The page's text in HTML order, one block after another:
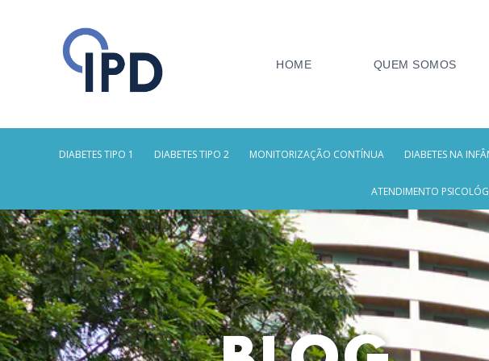
HOME QUEM SOMOS
DIABETES TIPO 1 DIABETES TIPO 2 MONITORIZAÇÃO CONTÍNUA DIABETES NA
ATENDIMENTO
Blog